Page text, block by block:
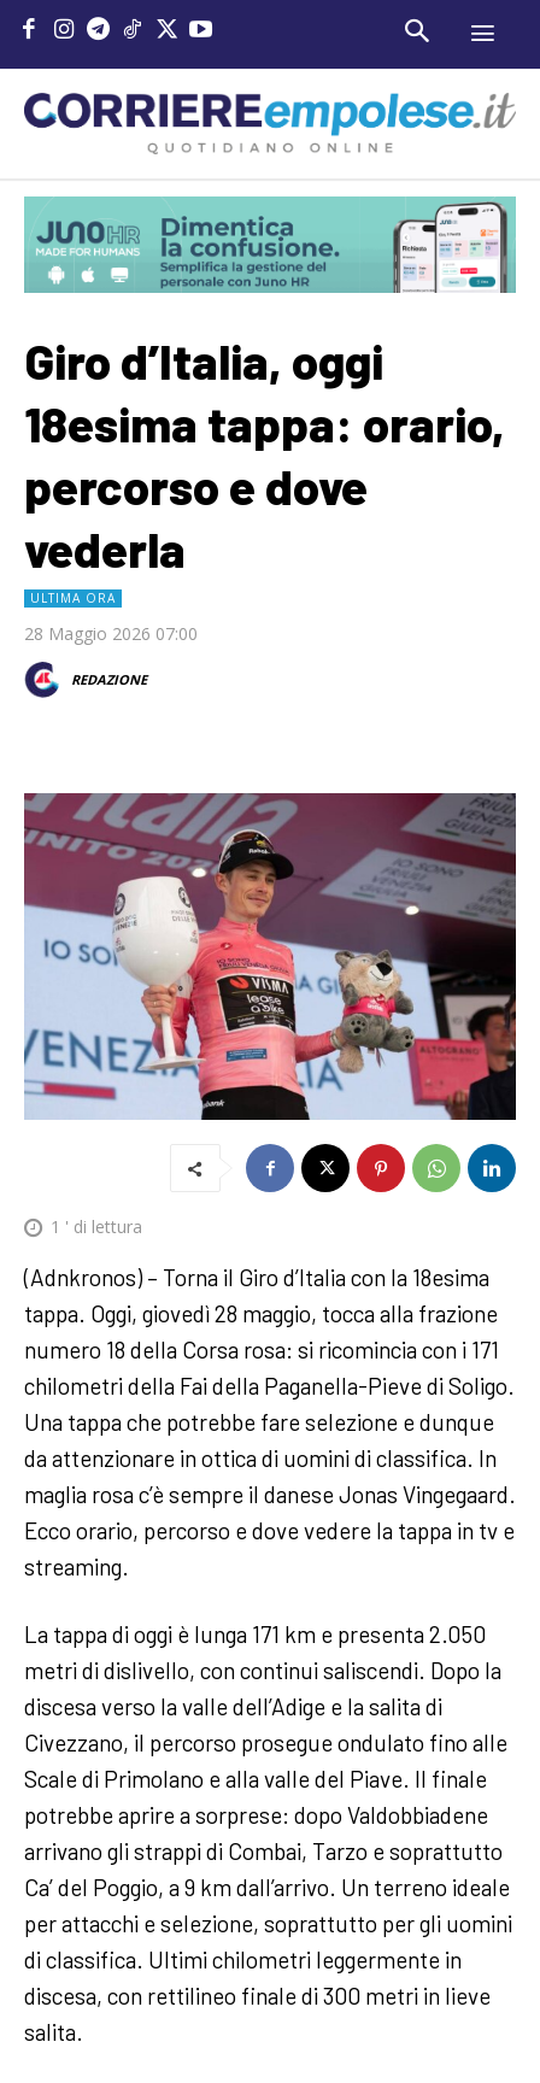
Giro d’Italia, oggi
18esima tappa: orario,
percorso e dove
vederla
ULTIMA ORA
28 Maggio 2026 07:00
REDAZIONE
1 ' di lettura
(Adnkronos) – Torna il Giro d’Italia con la 18esima
tappa. Oggi, giovedì 28 maggio, tocca alla frazione
numero 18 della Corsa rosa: si ricomincia con i 171
chilometri della Fai della Paganella-Pieve di Soligo.
Una tappa che potrebbe fare selezione e dunque
da attenzionare in ottica di uomini di classifica. In
maglia rosa c’è sempre il danese Jonas Vingegaard.
Ecco orario, percorso e dove vedere la tappa in tv e
streaming.
La tappa di oggi è lunga 171 km e presenta 2.050
metri di dislivello, con continui saliscendi. Dopo la
discesa verso la valle dell’Adige e la salita di
Civezzano, il percorso prosegue ondulato fino alle
Scale di Primolano e alla valle del Piave. Il finale
potrebbe aprire a sorprese: dopo Valdobbiadene
arrivano gli strappi di Combai, Tarzo e soprattutto
Ca’ del Poggio, a 9 km dall’arrivo. Un terreno ideale
per attacchi e selezione, soprattutto per gli uomini
di classifica. Ultimi chilometri leggermente in
discesa, con rettilineo finale di 300 metri in lieve
salita.